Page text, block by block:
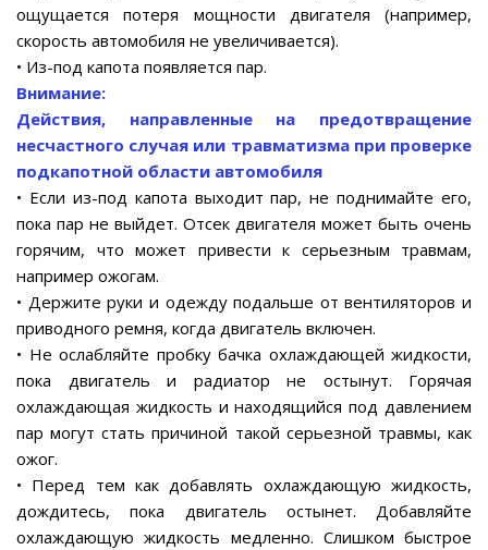
ощущается потеря мощности двигателя (например,
скорость автомобиля не увеличивается).
• Из-под капота появляется пар.
Внимание:
Действия, направленные на предотвращение
несчастного случая или травматизма при проверке
подкапотной области автомобиля
• Если из-под капота выходит пар, не поднимайте его,
пока пар не выйдет. Отсек двигателя может быть очень
горячим, что может привести к серьезным травмам,
например ожогам.
• Держите руки и одежду подальше от вентиляторов и
приводного ремня, когда двигатель включен.
• Не ослабляйте пробку бачка охлаждающей жидкости,
пока двигатель и радиатор не остынут. Горячая
охлаждающая жидкость и находящийся под давлением
пар могут стать причиной такой серьезной травмы, как
ожог.
• Перед тем как добавлять охлаждающую жидкость,
дождитесь, пока двигатель остынет. Добавляйте
охлаждающую жидкость медленно. Слишком быстрое